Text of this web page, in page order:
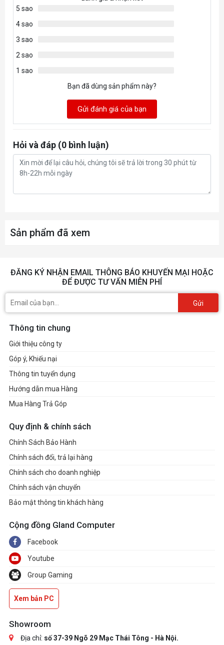
5 sao
4 sao
3 sao
2 sao
1 sao
Bạn đã dùng sản phẩm này?
Gửi đánh giá của bạn
Hỏi và đáp (0 bình luận)
Sản phẩm đã xem
ĐĂNG KÝ NHẬN EMAIL THÔNG BÁO KHUYẾN MẠI HOẶC
ĐỂ ĐƯỢC TƯ VẤN MIỄN PHÍ
Gửi
Thông tin chung
Giới thiệu công ty
Góp ý, Khiếu nại
Thông tin tuyển dụng
Hướng dẫn mua Hàng
Mua Hàng Trả Góp
Quy định & chính sách
Chính Sách Bảo Hành
Chính sách đổi, trả lại hàng
Chính sách cho doanh nghiệp
Chính sách vận chuyển
Bảo mật thông tin khách hàng
Cộng đồng Gland Computer
Facebook
Youtube
Group Gaming
Xem bản PC
Showroom
Địa chỉ: số 37-39 Ngõ 29 Mạc Thái Tông - Hà Nội.